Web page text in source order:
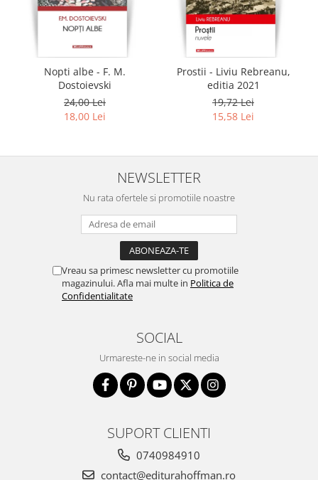
Nopti albe - F. M.
Dostoievski
24,00 Lei
18,00 Lei
Prostii - Liviu Rebreanu,
editia 2021
19,72 Lei
15,58 Lei
NEWSLETTER
Nu rata ofertele si promotiile noastre
Vreau sa primesc newsletter cu promotiile
magazinului. Afla mai multe in Politica de
Confidentialitate
SOCIAL
Urmareste-ne in social media
SUPORT CLIENTI
0740984910
contact@editurahoffman.ro